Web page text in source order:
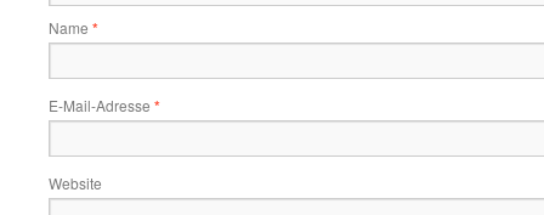
Name *
E-Mail-Adresse *
Website